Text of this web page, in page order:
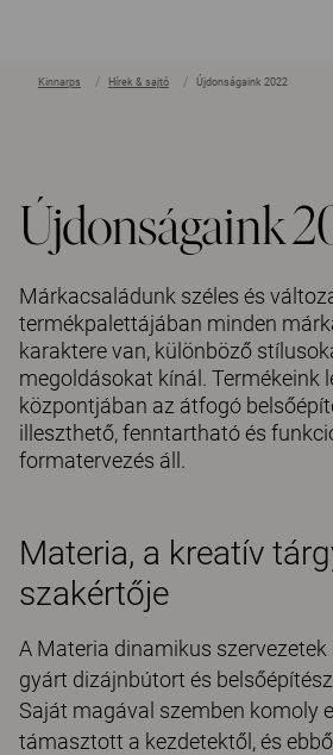
Kinnarps Hírek & sajtó Újdonságaink 2022
Újdonságaink
Márkacsaládunk széles és
termékpalettájában minden
karaktere van, különböző
megoldásokat kínál. Termékeink
központjában az átfogó
illeszthető, fenntartható és
formatervezés áll.
Materia, a kreatív
szakértője
A Materia dinamikus
gyárt dizájnbútort és
Saját magával szemben komoly
támasztott a kezdetektől, és